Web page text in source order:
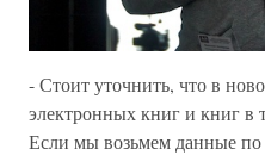
- Стоит уточнить, что в
электронных книг и книг в
Если мы возьмем данные